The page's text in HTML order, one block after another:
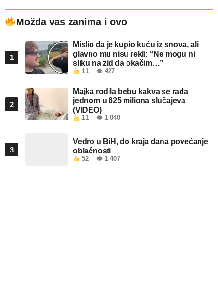
Možda vas zanima i ovo
1
Mislio da je kupio kuću iz snova, ali
glavno mu nisu rekli: “Ne mogu ni
sliku na zid da okačim…”
11 👁 427
2
Majka rodila bebu kakva se rađa
jednom u 625 miliona slučajeva
(VIDEO)
11 👁 1.040
3
Vedro u BiH, do kraja dana povećanje
oblačnosti
52 👁 1.407